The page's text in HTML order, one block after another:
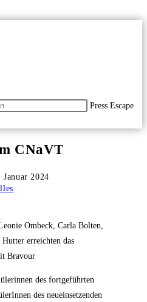
Press Escape
CNaVT
Januar 2024
Ombeck, Carla Bolten,
erreichten das
Bravour
des fortgeführten
des neueinsetzenden